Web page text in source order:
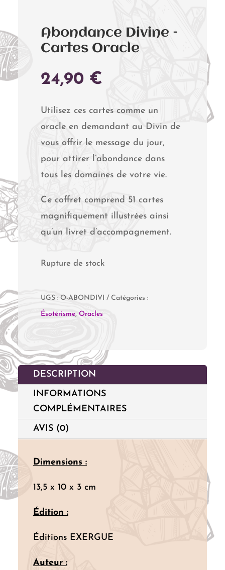
Abondance Divine –
Cartes Oracle
24,90 €
Utilisez ces cartes comme un
oracle en demandant au Divin de
vous offrir le message du jour,
pour attirer l’abondance dans
tous les domaines de votre vie.
Ce coffret comprend 51 cartes
magnifiquement illustrées ainsi
qu’un livret d’accompagnement.
Rupture de stock
UGS : O-ABONDIVI Catégories :
Ésotérisme, Oracles
DESCRIPTION
INFORMATIONS
COMPLÉMENTAIRES
AVIS (0)
Dimensions :
13,5 x 10 x 3 cm
Édition :
Éditions EXERGUE
Auteur :